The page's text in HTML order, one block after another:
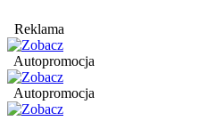
Reklama
Autopromocja
Autopromocja